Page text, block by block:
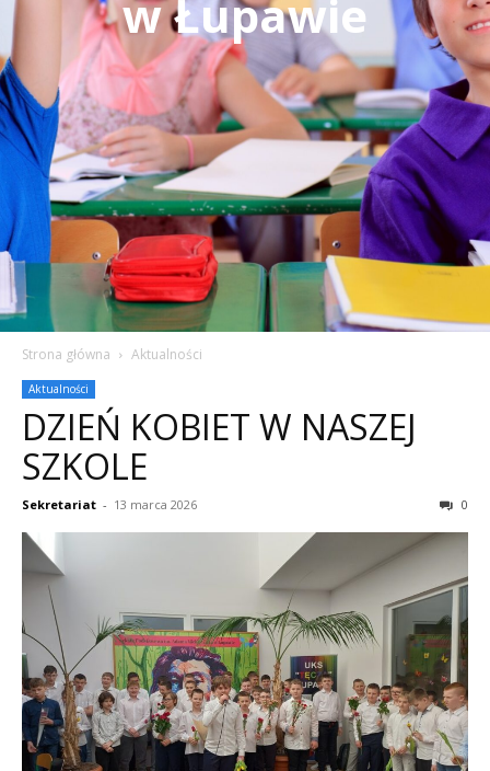
w Łupawie
Strona główna Aktualności
Aktualności
DZIEŃ KOBIET W NASZEJ
SZKOLE
Sekretariat - 13 marca 2026 0